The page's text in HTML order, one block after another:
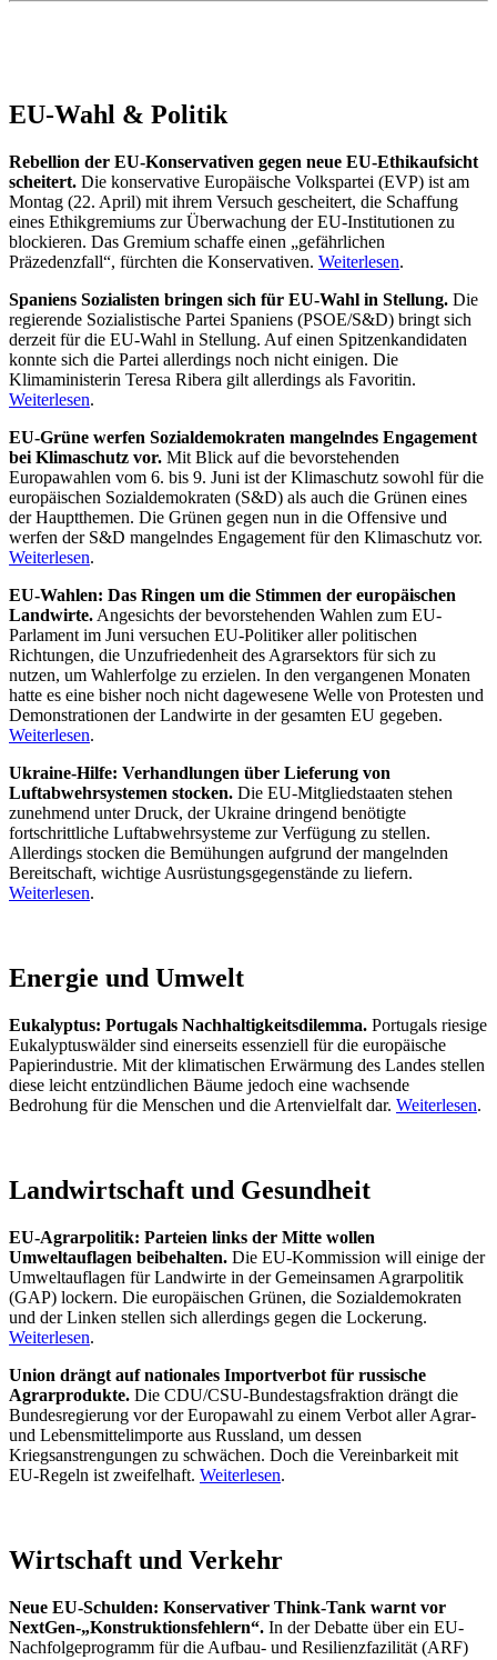
EU-Wahl & Politik
Rebellion der EU-Konservativen gegen neue EU-Ethikaufsicht
scheitert. Die konservative Europäische Volkspartei (EVP) ist am
Montag (22. April) mit ihrem Versuch gescheitert, die Schaffung
eines Ethikgremiums zur Überwachung der EU-Institutionen zu
blockieren. Das Gremium schaffe einen „gefährlichen
Präzedenzfall“, fürchten die Konservativen. Weiterlesen.
Spaniens Sozialisten bringen sich für EU-Wahl in Stellung. Die
regierende Sozialistische Partei Spaniens (PSOE/S&D) bringt sich
derzeit für die EU-Wahl in Stellung. Auf einen Spitzenkandidaten
konnte sich die Partei allerdings noch nicht einigen. Die
Klimaministerin Teresa Ribera gilt allerdings als Favoritin.
Weiterlesen.
EU-Grüne werfen Sozialdemokraten mangelndes Engagement
bei Klimaschutz vor. Mit Blick auf die bevorstehenden
Europawahlen vom 6. bis 9. Juni ist der Klimaschutz sowohl für die
europäischen Sozialdemokraten (S&D) als auch die Grünen eines
der Hauptthemen. Die Grünen gegen nun in die Offensive und
werfen der S&D mangelndes Engagement für den Klimaschutz vor.
Weiterlesen.
EU-Wahlen: Das Ringen um die Stimmen der europäischen
Landwirte. Angesichts der bevorstehenden Wahlen zum EU-
Parlament im Juni versuchen EU-Politiker aller politischen
Richtungen, die Unzufriedenheit des Agrarsektors für sich zu
nutzen, um Wahlerfolge zu erzielen. In den vergangenen Monaten
hatte es eine bisher noch nicht dagewesene Welle von Protesten und
Demonstrationen der Landwirte in der gesamten EU gegeben.
Weiterlesen.
Ukraine-Hilfe: Verhandlungen über Lieferung von
Luftabwehrsystemen stocken. Die EU-Mitgliedstaaten stehen
zunehmend unter Druck, der Ukraine dringend benötigte
fortschrittliche Luftabwehrsysteme zur Verfügung zu stellen.
Allerdings stocken die Bemühungen aufgrund der mangelnden
Bereitschaft, wichtige Ausrüstungsgegenstände zu liefern.
Weiterlesen.
Energie und Umwelt
Eukalyptus: Portugals Nachhaltigkeitsdilemma. Portugals riesige
Eukalyptuswälder sind einerseits essenziell für die europäische
Papierindustrie. Mit der klimatischen Erwärmung des Landes stellen
diese leicht entzündlichen Bäume jedoch eine wachsende
Bedrohung für die Menschen und die Artenvielfalt dar. Weiterlesen.
Landwirtschaft und Gesundheit
EU-Agrarpolitik: Parteien links der Mitte wollen
Umweltauflagen beibehalten. Die EU-Kommission will einige der
Umweltauflagen für Landwirte in der Gemeinsamen Agrarpolitik
(GAP) lockern. Die europäischen Grünen, die Sozialdemokraten
und der Linken stellen sich allerdings gegen die Lockerung.
Weiterlesen.
Union drängt auf nationales Importverbot für russische
Agrarprodukte. Die CDU/CSU-Bundestagsfraktion drängt die
Bundesregierung vor der Europawahl zu einem Verbot aller Agrar-
und Lebensmittelimporte aus Russland, um dessen
Kriegsanstrengungen zu schwächen. Doch die Vereinbarkeit mit
EU-Regeln ist zweifelhaft. Weiterlesen.
Wirtschaft und Verkehr
Neue EU-Schulden: Konservativer Think-Tank warnt vor
NextGen-„Konstruktionsfehlern“. In der Debatte über ein EU-
Nachfolgeprogramm für die Aufbau- und Resilienzfazilität (ARF)